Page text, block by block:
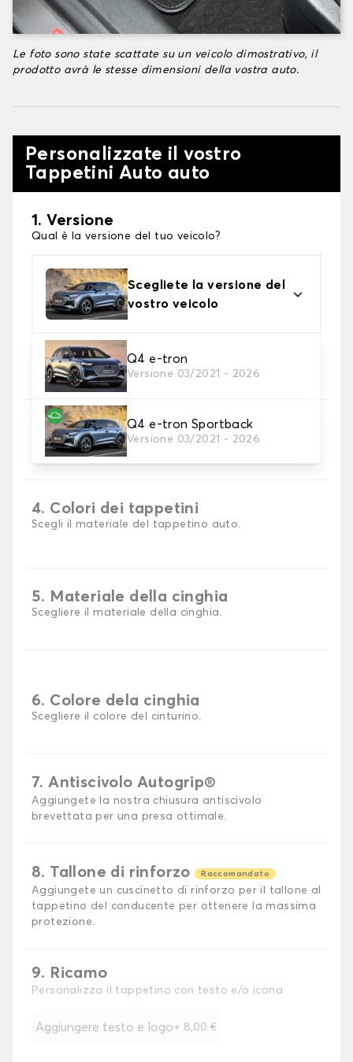
Le foto sono state scattate su un veicolo dimostrativo, il
prodotto avrà le stesse dimensioni della vostra auto.
Personalizzate il vostro
Tappetini Auto auto
1. Versione
Qual è la versione del tuo veicolo?
Scegliete la versione del
vostro veicolo
Q4 e-tron
Versione 03/2021 - 2026
Q4 e-tron Sportback
Versione 03/2021 - 2026
2. Materiale
Scegli il materiale del tappetini auto
3. Set di tappetini
Selezionare il numero di tappetini per auto
necessari.
4. Colori dei tappetini
Scegli il materiale del tappetino auto.
5. Materiale della cinghia
Scegliere il materiale della cinghia.
6. Colore dela cinghia
Scegliere il colore del cinturino.
7. Antiscivolo Autogrip®
Aggiungete la nostra chiusura antiscivolo
brevettata per una presa ottimale.
8. Tallone di rinforzo Raccomandato
Aggiungete un cuscinetto di rinforzo per il tallone al
tappetino del conducente per ottenere la massima
protezione.
9. Ricamo
Personalizza il tappetino con testo e/o icona
Aggiungere testo e logo+ 8,00 €